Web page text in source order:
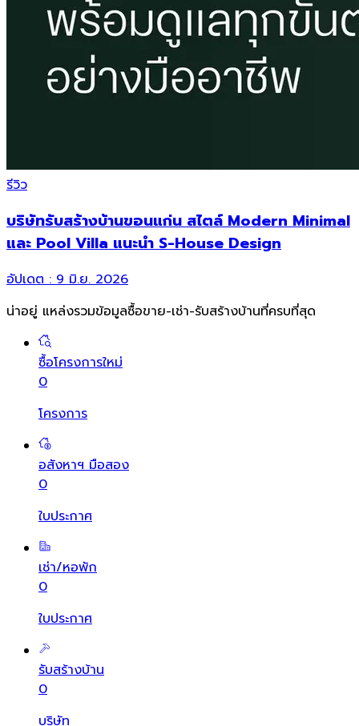
รีวิว
บริษัทรับสร้างบ้านขอนแก่น สไตล์ Modern Minimal
และ Pool Villa แนะนำ S-House Design
อัปเดต : 9 มิ.ย. 2026
น่าอยู่ แหล่งรวมข้อมูลซื้อขาย-เช่า-รับสร้างบ้านที่ครบที่สุด
ซื้อโครงการใหม่
0
โครงการ
อสังหาฯ มือสอง
0
ใบประกาศ
เช่า/หอพัก
0
ใบประกาศ
รับสร้างบ้าน
0
บริษัท